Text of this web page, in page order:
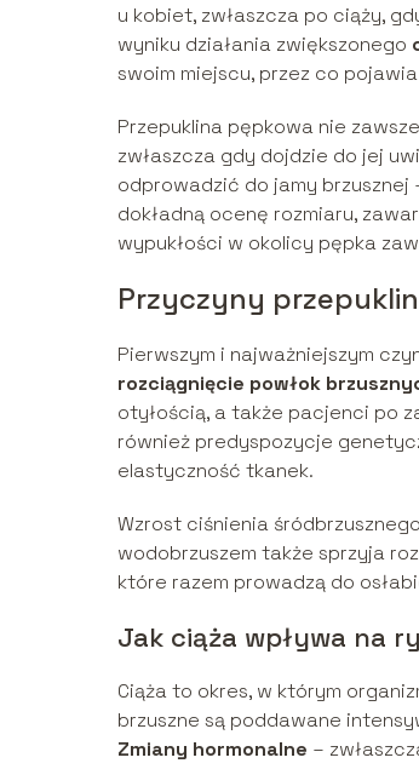
u kobiet, zwłaszcza po ciąży,
wyniku działania zwiększonego
swoim miejscu, przez co
Przepuklina pępkowa nie
zwłaszcza gdy dojdzie do jej
odprowadzić do jamy
dokładną ocenę rozmiaru,
wypukłości w okolicy pępka
Przyczyny
Pierwszym i najważniejszym
rozciągnięcie powłok
otyłością, a także pacjenci po
również predyspozycje
elastyczność tkanek.
Wzrost ciśnienia
wodobrzuszem także sprzyja
które razem prowadzą do
Jak ciąża wpływa na
Ciąża to okres, w którym
brzuszne są poddawane
Zmiany hormonalne –